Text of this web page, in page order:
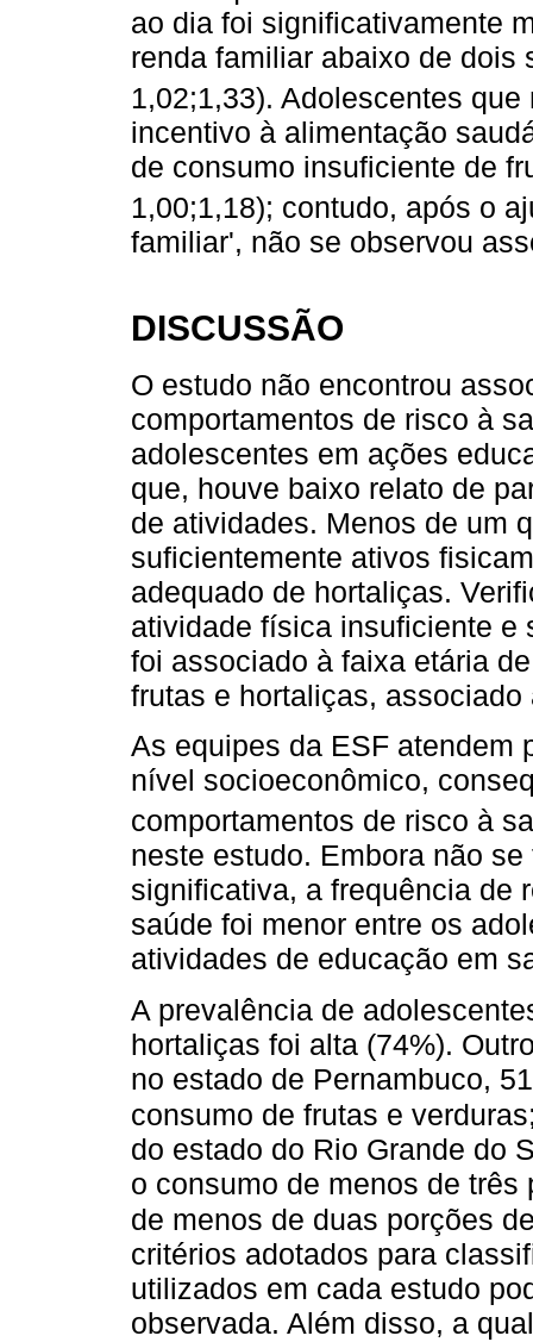
ao dia foi significativamente
renda familiar abaixo de dois
1,02;1,33). Adolescentes
incentivo à alimentação
de consumo insuficiente de
1,00;1,18); contudo, após o
familiar', não se observou
DISCUSSÃO
O estudo não encontrou
comportamentos de risco à
adolescentes em ações
que, houve baixo relato de
de atividades. Menos de um
suficientemente ativos
adequado de hortaliças.
atividade física insuficiente e
foi associado à faixa etária
frutas e hortaliças,
As equipes da ESF atendem
nível socioeconômico,
comportamentos de risco à
neste estudo. Embora não
significativa, a frequência de
saúde foi menor entre os
atividades de educação em
A prevalência de
hortaliças foi alta (74%).
no estado de Pernambuco,
consumo de frutas e
do estado do Rio Grande do
o consumo de menos de
de menos de duas porções
critérios adotados para
utilizados em cada estudo
observada. Além disso, a